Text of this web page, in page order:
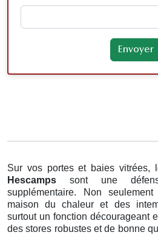
Sur vos portes et baies vitrées,
Hescamps sont une
supplémentaire. Non
maison du chaleur et des
surtout un fonction décourageant
des stores robustes et de bonne